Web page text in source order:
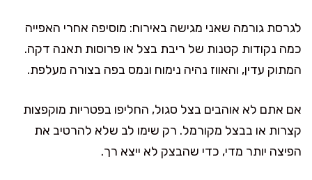
לגרסת גורמה שאני מגישה באירוח: מוסיפה אחרי האפייה
כמה נקודות קטנות של ריבת בצל או פרוסות תאנה דקה.
המתוק עדין, והאווז נהיה נימוח ונמס בפה בצורה מעלפת.
אם אתם לא אוהבים בצל סגול, החליפו בפטריות מוקפצות
קצרות או בבצל מקורמל. רק שימו לב שלא להרטיב את
הפיצה יותר מדי, כדי שהבצק לא ייצא רך.